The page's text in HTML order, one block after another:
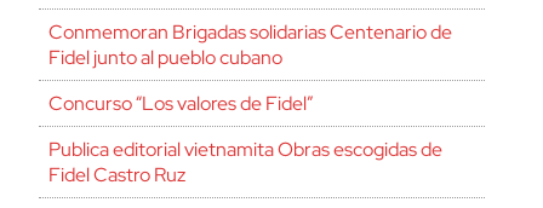
Conmemoran Brigadas solidarias Centenario de
Fidel junto al pueblo cubano
Concurso “Los valores de Fidel”
Publica editorial vietnamita Obras escogidas de
Fidel Castro Ruz